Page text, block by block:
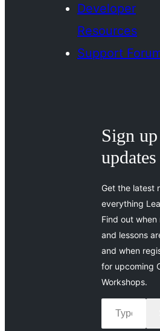
Developer
Resources
Support
Sign
updates
Get the latest
everything
Find out when
and lessons
and when
for upcoming
Workshops.
Type your email…